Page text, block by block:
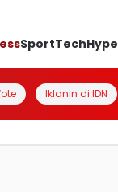
SportTechHype
Iklanin di IDN